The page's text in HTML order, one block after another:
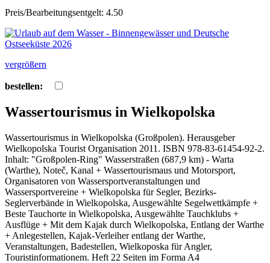
Preis/Bearbeitungsentgelt: 4.50
vergrößern
bestellen:
Wassertourismus in Wielkopolska
Wassertourismus in Wielkopolska (Großpolen). Herausgeber
Wielkopolska Tourist Organisation 2011. ISBN 978-83-61454-92-2.
Inhalt: "Großpolen-Ring" Wasserstraßen (687,9 km) - Warta
(Warthe), Noteč, Kanal + Wassertourismaus und Motorsport,
Organisatoren von Wassersportveranstaltungen und
Wassersportvereine + Wielkopolska für Segler, Bezirks-
Seglerverbände in Wielkopolska, Ausgewählte Segelwettkämpfe +
Beste Tauchorte in Wielkopolska, Ausgewählte Tauchklubs +
Ausflüge + Mit dem Kajak durch Wielkopolska, Entlang der Warthe
+ Anlegestellen, Kajak-Verleiher entlang der Warthe,
Veranstaltungen, Badestellen, Wielkoposka für Angler,
Touristinformationem. Heft 22 Seiten im Forma A4